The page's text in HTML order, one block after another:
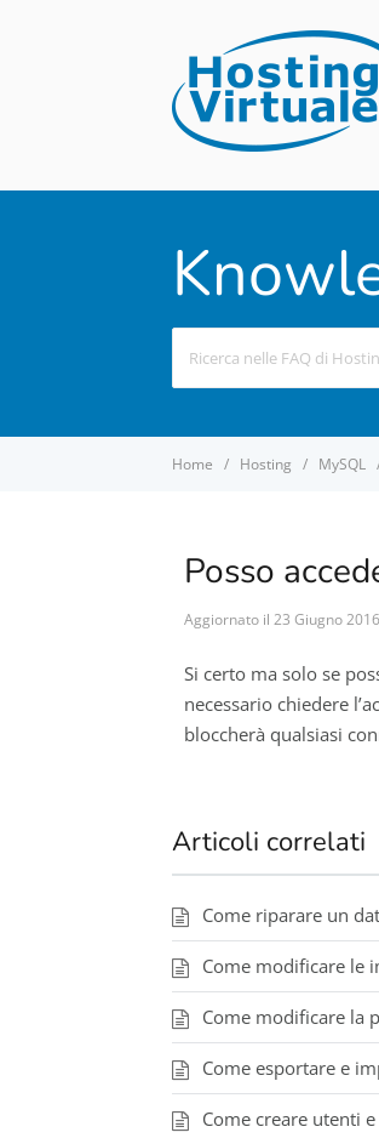
For
Home Hosting MySQL
Posso
Aggiornato il 23 Giugno 2016
Si certo ma solo se
necessario chiedere
bloccherà qualsiasi
Articoli correlati
Come riparare un
Come modificare le
Come modificare la
Come esportare e
Come creare utenti